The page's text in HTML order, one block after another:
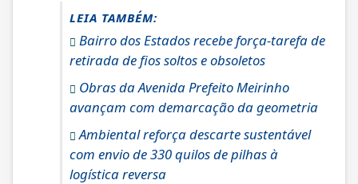
LEIA TAMBÉM:
Bairro dos Estados recebe força-tarefa de
retirada de fios soltos e obsoletos
Obras da Avenida Prefeito Meirinho
avançam com demarcação da geometria
Ambiental reforça descarte sustentável
com envio de 330 quilos de pilhas à
logística reversa